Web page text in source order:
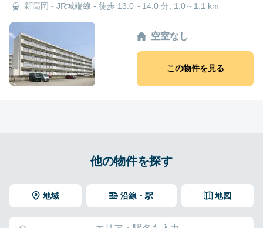
新高岡 - JR城端線 - 徒歩 13.0～14.0 分, 1.0～1.1 km
空室なし
この物件を見る
他の物件を探す
地域 地図
沿線・駅